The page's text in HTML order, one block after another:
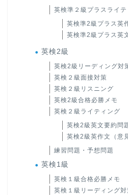
英検準２級プラスライテ
英検準2級プラス英
英検準2級プラス英
英検2級
英検2級リーディング対
英検２級面接対策
英検２級リスニング
英検2級合格必勝メモ
英検２級ライティング
英検2級英文要約問
英検2級英作文（意
練習問題・予想問題
英検1級
英検１級合格必勝メモ
英検１級リーディング